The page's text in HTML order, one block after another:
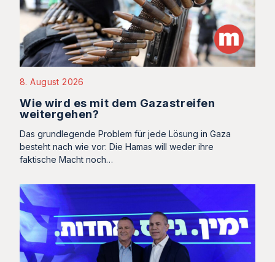
8. August 2026
Wie wird es mit dem Gazastreifen
weitergehen?
Das grundlegende Problem für jede Lösung in Gaza
besteht nach wie vor: Die Hamas will weder ihre
faktische Macht noch…